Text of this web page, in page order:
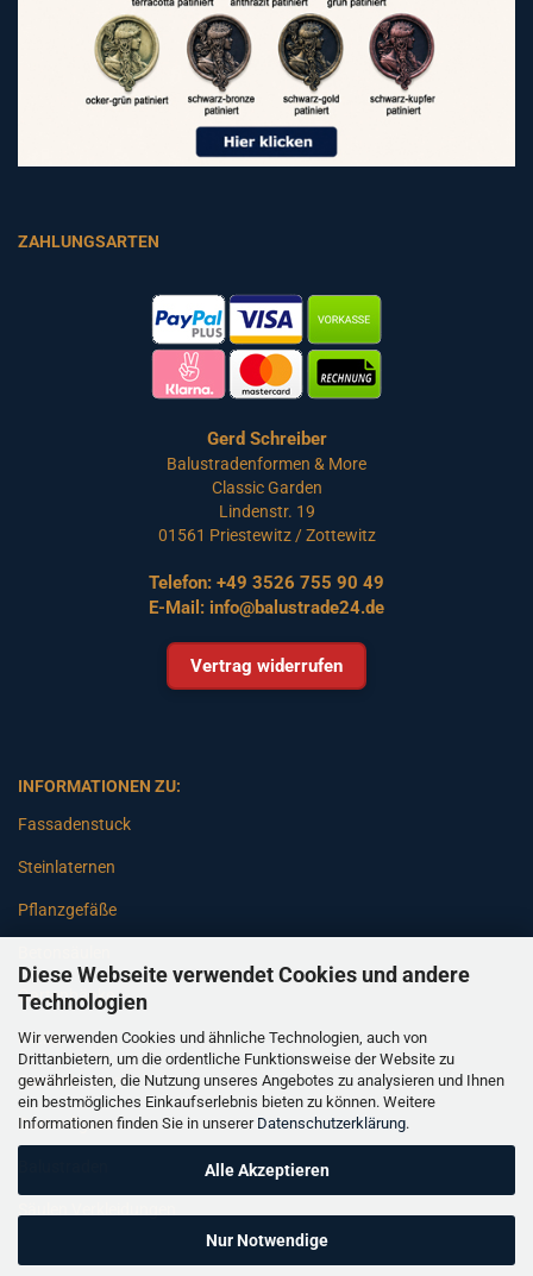
Diese Webseite verwendet Cookies und andere
Technologien
Wir verwenden Cookies und ähnliche Technologien, auch von
Drittanbietern, um die ordentliche Funktionsweise der Website zu
gewährleisten, die Nutzung unseres Angebotes zu analysieren und Ihnen
ein bestmögliches Einkaufserlebnis bieten zu können. Weitere
Informationen finden Sie in unserer Datenschutzerklärung.
Alle Akzeptieren
Nur Notwendige
ZAHLUNGSARTEN
Gerd Schreiber
Balustradenformen & More
Classic Garden
Lindenstr. 19
01561 Priestewitz / Zottewitz
Telefon: +49 3526 755 90 49
E-Mail: info@balustrade24.de
Vertrag widerrufen
INFORMATIONEN ZU:
Fassadenstuck
Steinlaternen
Pflanzgefäße
Gartenbänke
Pfeiler
Gartenbrunnen
Gartenfiguren